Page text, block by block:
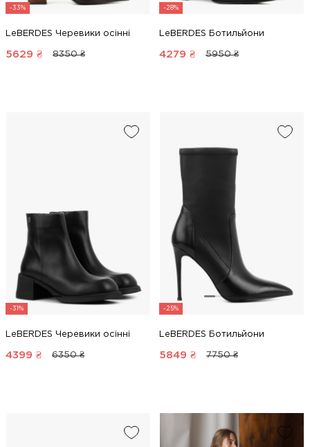
-33%
LeBERDES Черевики осінні
5629 ₴ 8350 ₴
-28%
LeBERDES Ботильйони
4279 ₴ 5950 ₴
-31%
LeBERDES Черевики осінні
4399 ₴ 6350 ₴
-25%
LeBERDES Ботильйони
5849 ₴ 7750 ₴